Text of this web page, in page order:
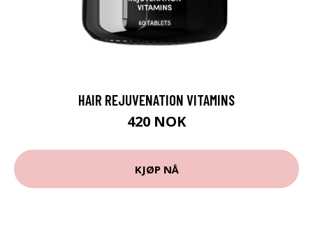
HAIR REJUVENATION VITAMINS
420 NOK
KJØP NÅ